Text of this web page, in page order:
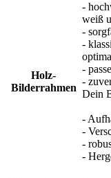
Holz-
Bilderrahmen
-
weiß
-
-
-
-
Dein
-
-
-
-